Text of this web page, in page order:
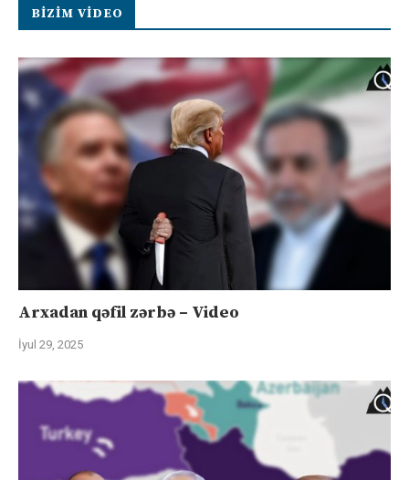
BIZIM VIDEO
Arxadan qəfil zərbə – Video
İyul 29, 2025